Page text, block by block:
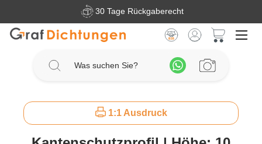
Zum Hauptinhalt springen30 Tage Rückgaberecht
1:1 Ausdruck